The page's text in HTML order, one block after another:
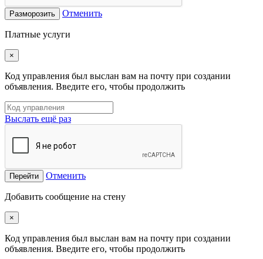
Разморозить Отменить
Платные услуги
×
Код управления был выслан вам на почту при создании
объявления. Введите его, чтобы продолжить
Выслать ещё раз
Перейти Отменить
Добавить сообщение на стену
×
Код управления был выслан вам на почту при создании
объявления. Введите его, чтобы продолжить